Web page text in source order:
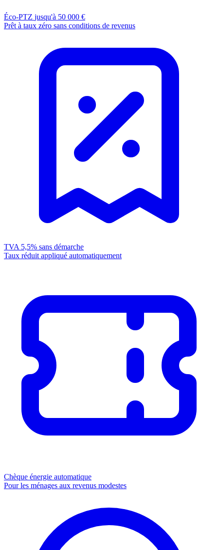
Éco-PTZ jusqu'à 50 000 €
Prêt à taux zéro sans conditions de revenus
TVA 5,5% sans démarche
Taux réduit appliqué automatiquement
Chèque énergie automatique
Pour les ménages aux revenus modestes